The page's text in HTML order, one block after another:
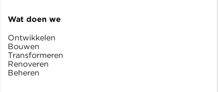
Wat doen we
Ontwikkelen
Bouwen
Transformeren
Renoveren
Beheren